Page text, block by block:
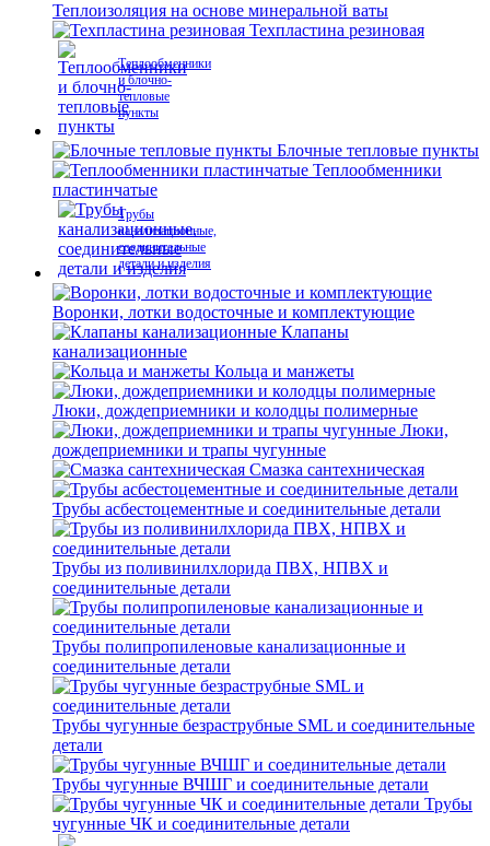
Теплоизоляция на основе минеральной ваты
Техпластина резиновая
Теплообменники
и блочно-
тепловые
пункты
Блочные тепловые пункты
Теплообменники
пластинчатые
Трубы
канализационные,
соединительные
детали и изделия
Воронки, лотки водосточные и комплектующие
Клапаны
канализационные
Кольца и манжеты
Люки, дождеприемники и колодцы полимерные
Люки,
дождеприемники и трапы чугунные
Смазка сантехническая
Трубы асбестоцементные и соединительные детали
Трубы из поливинилхлорида ПВХ, НПВХ и
соединительные детали
Трубы полипропиленовые канализационные и
соединительные детали
Трубы чугунные безраструбные SML и соединительные
детали
Трубы чугунные ВЧШГ и соединительные детали
Трубы
чугунные ЧК и соединительные детали